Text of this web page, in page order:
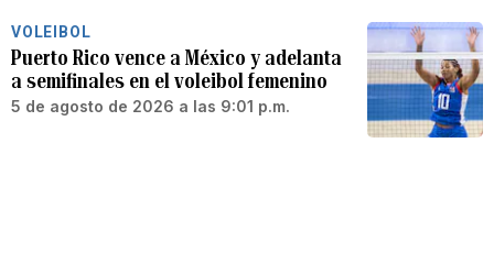
VOLEIBOL
Puerto Rico vence a México y adelanta
a semifinales en el voleibol femenino
5 de agosto de 2026 a las 9:01 p.m.